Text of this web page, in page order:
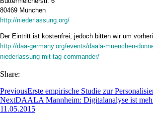
80469 München
http://niederlassung.org/
Der Eintritt ist kostenfrei, jedoch bitten wir um
http://daa-germany.org/events/daala-muenchen-
niederlassung-mit-tag-commander/
Share:
PreviousErste empirische Studie zur
NextDAALA Mannheim: Digitalanalyse ist
11.05.2015